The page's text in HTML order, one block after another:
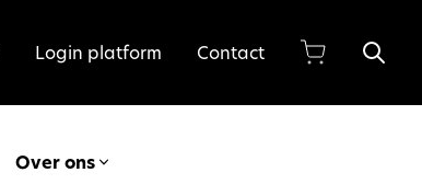
Login platform Contact
Over ons